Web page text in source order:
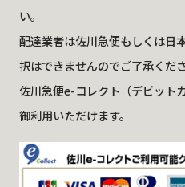
い。
配達業者は佐川急便もしくは日
択はできませんのでご了承くださ
佐川急便e-コレクト（デビット
御利用いただけます。